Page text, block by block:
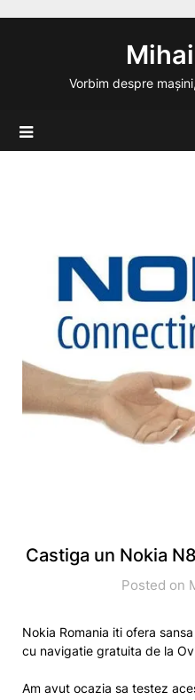
Vorbim despre
Castiga un Nokia
Posted on
Nokia Romania iti ofera
cu navigatie gratuita de la
Am avut ocazia sa testez